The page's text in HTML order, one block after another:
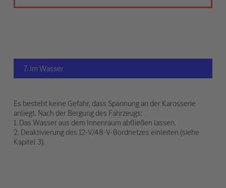
7. Im Wasser
Es besteht keine Gefahr, dass Spannung an der Karosserie
anliegt. Nach der Bergung des Fahrzeugs:
1. Das Wasser aus dem Innenraum abfließen lassen.
2. Deaktivierung des 12-V/48-V-Bordnetzes einleiten (siehe
Kapitel 3).